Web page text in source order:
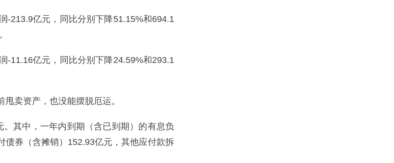
-213.9亿元，同比分别下降51.15%和694.1
-11.16亿元，同比分别下降24.59%和293.1
卖资产，也没能摆脱厄运。
其中，一年内到期（含已到期）的有息负
债券（含摊销）152.93亿元，其他应付款拆